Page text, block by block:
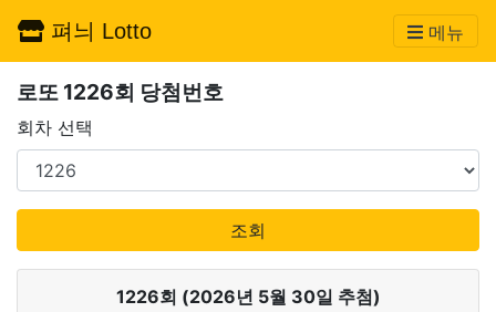
펴늬 Lotto 메뉴
로또 1226회 당첨번호
회차 선택
조회
1226회 (2026년 5월 30일 추첨)